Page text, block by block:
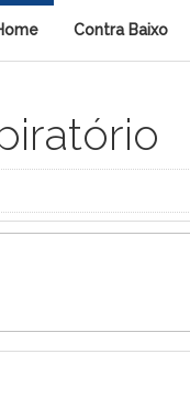
Contra Baixo